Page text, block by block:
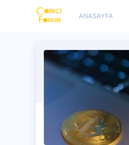
ANASAYFA